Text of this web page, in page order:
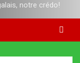
notre crédo!